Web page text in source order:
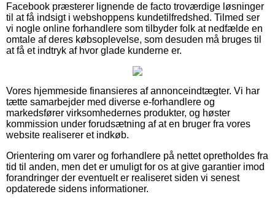
Facebook præsterer lignende de facto troværdige løsninger
til at få indsigt i webshoppens kundetilfredshed. Tilmed ser
vi nogle online forhandlere som tilbyder folk at nedfælde en
omtale af deres købsoplevelse, som desuden må bruges til
at få et indtryk af hvor glade kunderne er.
Vores hjemmeside finansieres af annonceindtægter. Vi har
tætte samarbejder med diverse e-forhandlere og
markedsfører virksomhedernes produkter, og høster
kommission under forudsætning af at en bruger fra vores
website realiserer et indkøb.
Orientering om varer og forhandlere på nettet opretholdes fra
tid til anden, men det er umuligt for os at give garantier imod
forandringer der eventuelt er realiseret siden vi senest
opdaterede sidens informationer.